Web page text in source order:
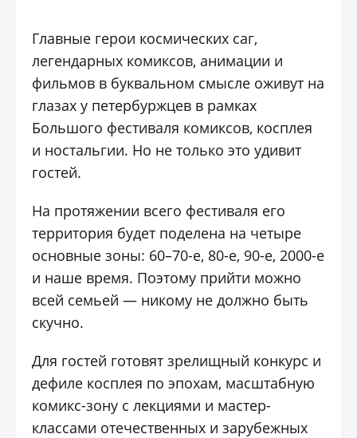
Главные герои космических саг,
легендарных комиксов, анимации и
фильмов в буквальном смысле оживут на
глазах у петербуржцев в рамках
Большого фестиваля комиксов, косплея
и ностальгии. Но не только это удивит
гостей.
На протяжении всего фестиваля его
территория будет поделена на четыре
основные зоны: 60–70-е, 80-е, 90-е, 2000-е
и наше время. Поэтому прийти можно
всей семьей — никому не должно быть
скучно.
Для гостей готовят зрелищный конкурс и
дефиле косплея по эпохам, масштабную
комикс-зону с лекциями и мастер-
классами отечественных и зарубежных